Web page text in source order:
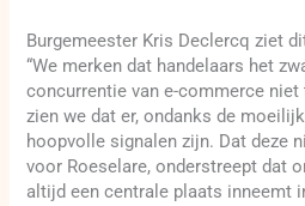
Burgemeester Kris Declercq ziet
“We merken dat handelaars het
concurrentie van e-commerce
zien we dat er, ondanks de
hoopvolle signalen zijn. Dat deze
voor Roeselare, onderstreept dat
altijd een centrale plaats inneemt